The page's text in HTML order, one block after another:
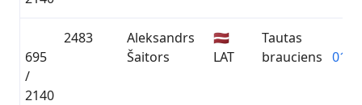
695
/
2140
2483
Aleksandrs
Šaitors
🇱🇻
LAT
Tautas
brauciens